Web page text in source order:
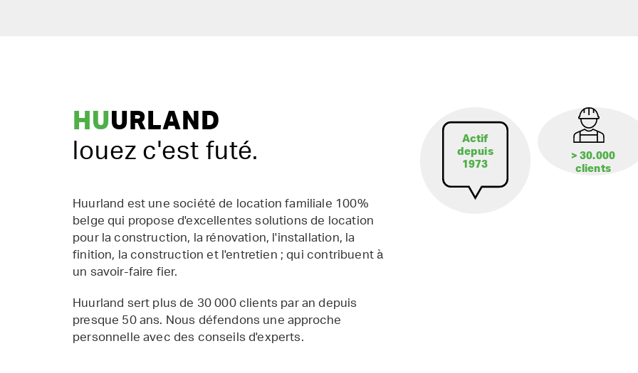
HUURLAND
louez c'est futé.
Huurland est une société de location familiale 100%
belge qui propose d'excellentes solutions de location
pour la construction, la rénovation, l'installation, la
finition, la construction et l'entretien ; qui contribuent à
un savoir-faire fier.
Huurland sert plus de 30 000 clients par an depuis
presque 50 ans. Nous défendons une approche
personnelle avec des conseils d'experts.
Actif
depuis
1973
> 30.000
clients